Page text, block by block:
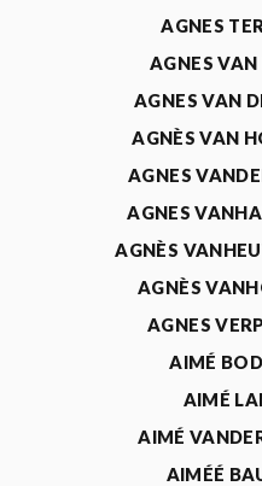
AGNES
AGNES VAN
AGNES VAN
AGNÈS VAN
AGNES
AGNES
AGNÈS
AGNÈS
AGNES
AIMÉ
AIMÉ
AIMÉ
AIMÉÉ